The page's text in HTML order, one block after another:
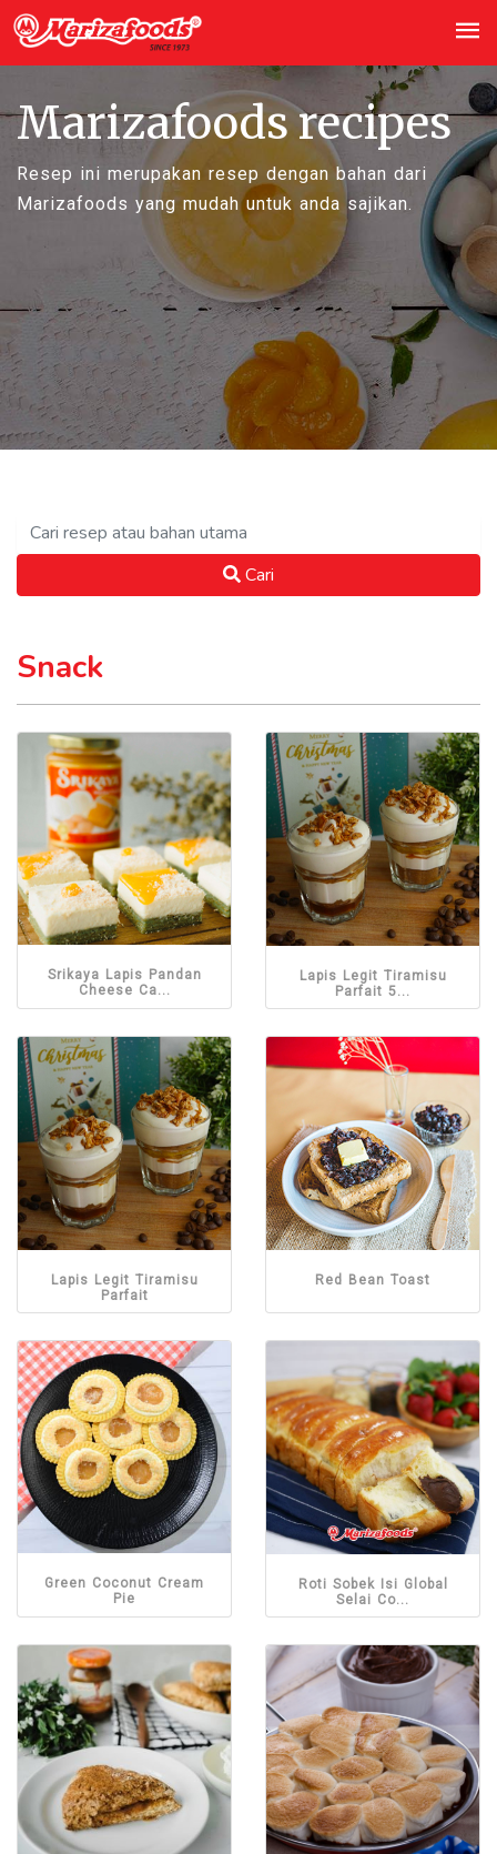
Marizafoods recipes
Resep ini merupakan resep dengan bahan dari
Marizafoods yang mudah untuk anda sajikan.
Cari
Snack
Srikaya Lapis Pandan
Cheese Ca...
Lapis Legit Tiramisu
Parfait 5...
Lapis Legit Tiramisu
Parfait
Red Bean Toast
Green Coconut Cream
Pie
Roti Sobek Isi Global
Selai Co...